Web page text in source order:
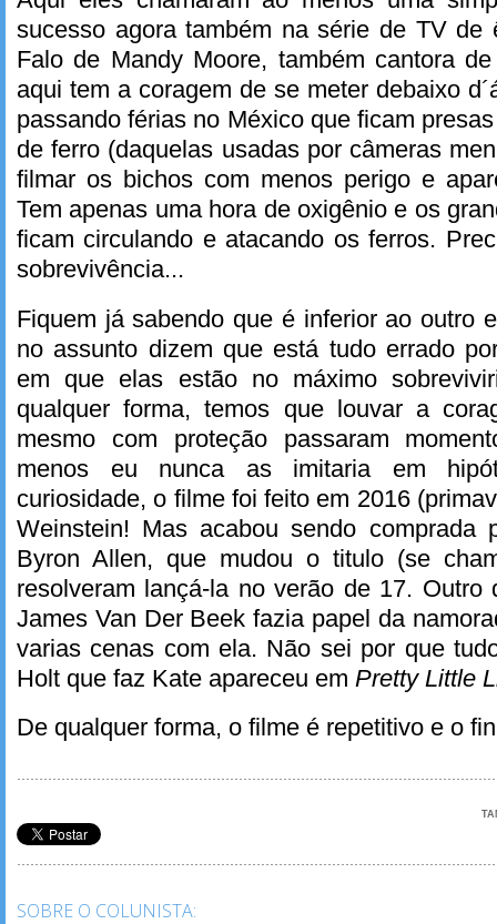
sucesso agora também na série de TV
Falo de Mandy Moore, também cantora
aqui tem a coragem de se meter debaixo
passando férias no México que ficam
de ferro (daquelas usadas por câmeras
filmar os bichos com menos perigo e
Tem apenas uma hora de oxigênio e os
ficam circulando e atacando os ferros.
sobrevivência...
Fiquem já sabendo que é inferior ao outro
no assunto dizem que está tudo errado
em que elas estão no máximo
qualquer forma, temos que louvar a
mesmo com proteção passaram
menos eu nunca as imitaria em
curiosidade, o filme foi feito em 2016
Weinstein! Mas acabou sendo comprada
Byron Allen, que mudou o titulo (se
resolveram lançá-la no verão de 17. Outro
James Van Der Beek fazia papel da
varias cenas com ela. Não sei por que
Holt que faz Kate apareceu em Pretty Little
De qualquer forma, o filme é repetitivo e o
SOBRE O COLUNISTA: